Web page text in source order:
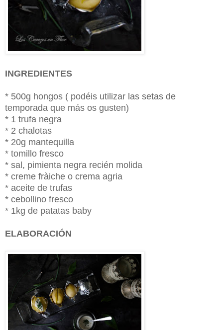
INGREDIENTES
* 500g hongos ( podéis utilizar las setas de
temporada que más os gusten)
* 1 trufa negra
* 2 chalotas
* 20g mantequilla
* tomillo fresco
* sal, pimienta negra recién molida
* creme fràiche o crema agria
* aceite de trufas
* cebollino fresco
* 1kg de patatas baby
ELABORACIÓN